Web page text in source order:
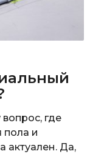
где
пола и
актуален. Да,